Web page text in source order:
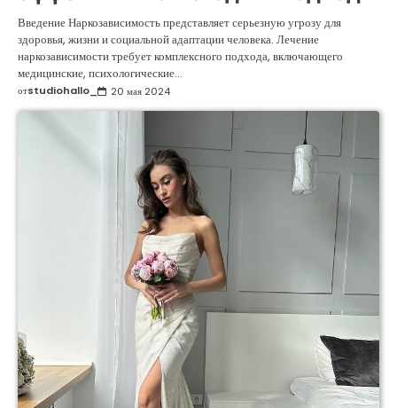
Введение Наркозависимость представляет серьезную угрозу для
здоровья, жизни и социальной адаптации человека. Лечение
наркозависимости требует комплексного подхода, включающего
медицинские, психологические…
отstudiohallo_ 20 мая 2024